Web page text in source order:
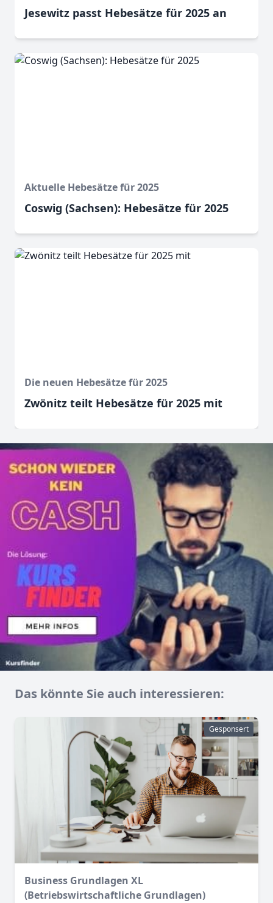
Jesewitz passt Hebesätze für 2025 an
Aktuelle Hebesätze für 2025
Coswig (Sachsen): Hebesätze für 2025
Die neuen Hebesätze für 2025
Zwönitz teilt Hebesätze für 2025 mit
Das könnte Sie auch interessieren:
Gesponsert
Business Grundlagen XL
(Betriebswirtschaftliche Grundlagen)